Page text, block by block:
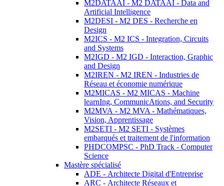
M2DATAAI - M2 DATAAI - Data and
Artificial Intelligence
M2DESI - M2 DES - Recherche en
Design
M2ICS - M2 ICS - Integration, Circuits
and Systems
M2IGD - M2 IGD - Interaction, Graphic
and Design
M2IREN - M2 IREN - Industries de
Réseau et économie numérique
M2MICAS - M2 MICAS - Machine
learnIng, CommunicAtions, and Security
M2MVA - M2 MVA - Mathématiques,
Vision, Apprentissage
M2SETI - M2 SETI - Systèmes
embarqués et traitement de l'information
PHDCOMPSC - PhD Track - Computer
Science
Mastère spécialisé
ADE - Architecte Digital d'Entreprise
ARC - Architecte Réseaux et